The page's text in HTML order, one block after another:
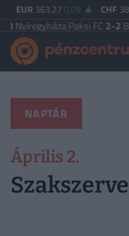
EUR 363.27 0.09 CHF
Nyíregyháza|Paksi FC2-2
NAPTÁR
Április 2.